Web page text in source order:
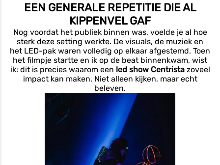
EEN GENERALE REPETITIE DIE AL
KIPPENVEL GAF
Nog voordat het publiek binnen was, voelde je al hoe
sterk deze setting werkte. De visuals, de muziek en
het LED-pak waren volledig op elkaar afgestemd. Toen
het filmpje startte en ik op de beat binnenkwam, wist
ik: dit is precies waarom een led show Centristazoveel
impact kan maken. Niet alleen kijken, maar echt
beleven.